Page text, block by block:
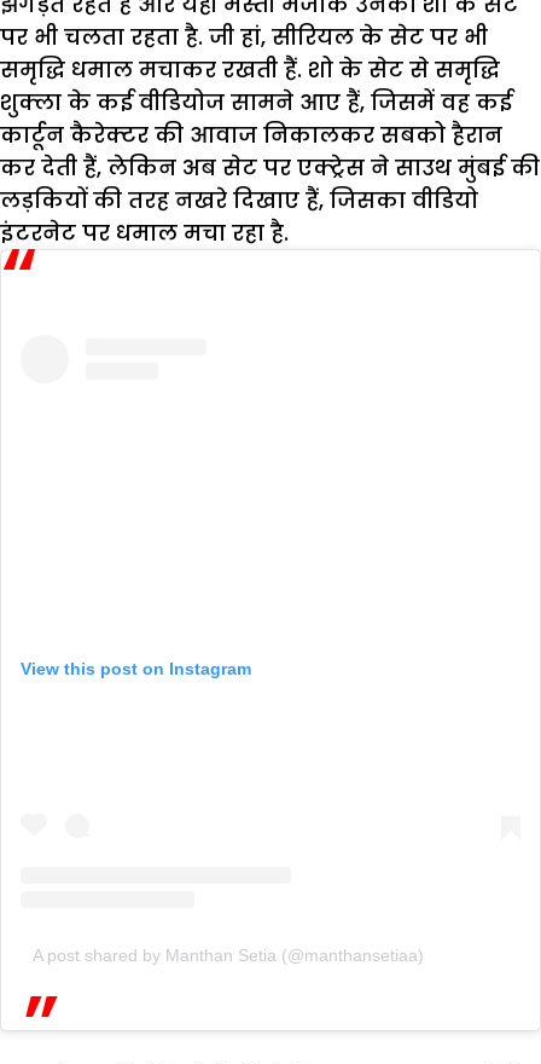
पर भी चलता रहता है. जी हां, सीरियल के सेट पर भी
समृद्धि धमाल मचाकर रखती हैं. शो के सेट से समृद्धि
शुक्ला के कई वीडियोज सामने आए हैं, जिसमें वह कई
कार्टून कैरेक्टर की आवाज निकालकर सबको हैरान
कर देती हैं, लेकिन अब सेट पर एक्ट्रेस ने साउथ मुंबई की
लड़कियों की तरह नखरे दिखाए हैं, जिसका वीडियो
इंटरनेट पर धमाल मचा रहा है.
View this post on Instagram
A post shared by Manthan Setia (@manthansetiaa)